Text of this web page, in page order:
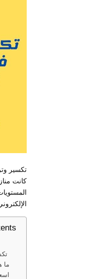
تكسير
كانت
ما